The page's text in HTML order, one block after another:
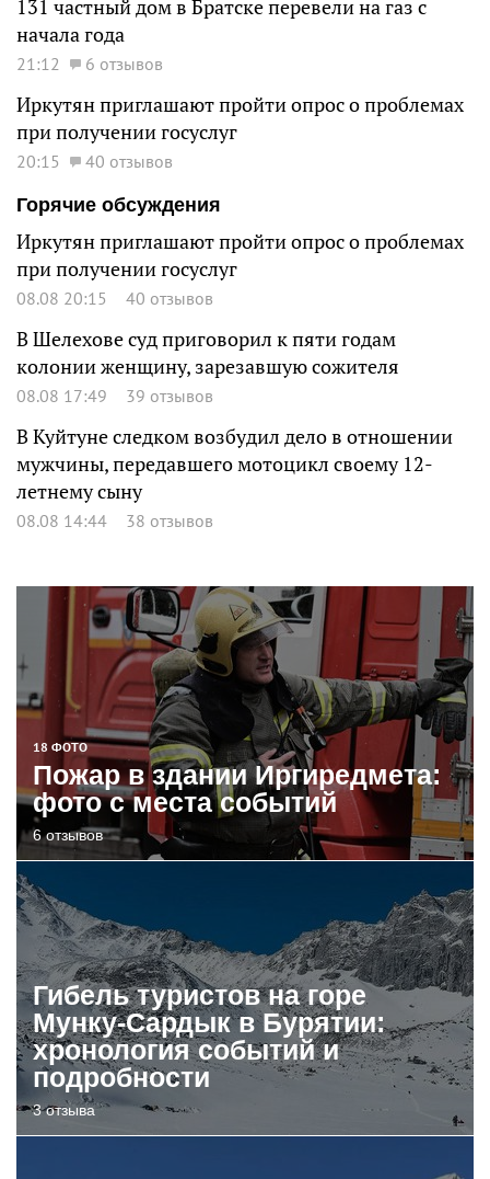
131 частный дом в Братске перевели на газ с
начала года
21:12 6 отзывов
Иркутян приглашают пройти опрос о проблемах
при получении госуслуг
20:15
40 отзывов
Горячие обсуждения
Иркутян приглашают пройти опрос о проблемах
при получении госуслуг
08.08 20:15 40 отзывов
В Шелехове суд приговорил к пяти годам
колонии женщину, зарезавшую сожителя
08.08 17:49 39 отзывов
В Куйтуне следком возбудил дело в отношении
мужчины, передавшего мотоцикл своему 12-
летнему сыну
08.08 14:44 38 отзывов
18 ФОТО
Пожар в здании Иргиредмета:
фото с места событий
6 отзывов
Гибель туристов на горе
Мунку-Сардык в Бурятии:
хронология событий и
подробности
3 отзыва